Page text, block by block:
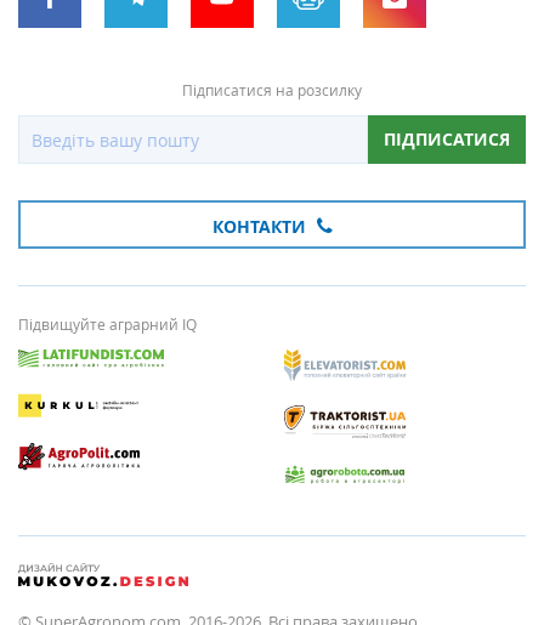
Підписатися на розсилку
ПІДПИСАТИСЯ
КОНТАКТИ
Підвищуйте аграрний IQ